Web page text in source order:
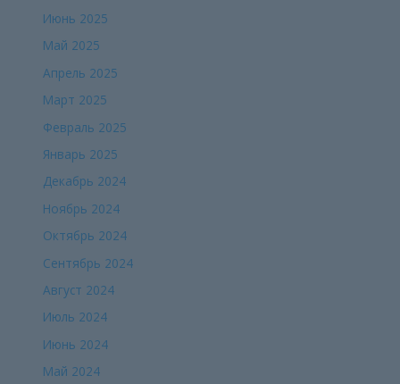
Июнь 2025
Май 2025
Апрель 2025
Март 2025
Февраль 2025
Январь 2025
Декабрь 2024
Ноябрь 2024
Октябрь 2024
Сентябрь 2024
Август 2024
Июль 2024
Июнь 2024
Май 2024